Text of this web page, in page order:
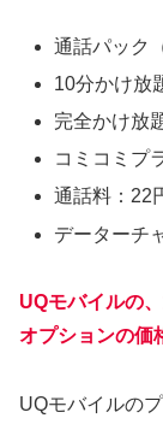
通話パック
10分かけ放
完全かけ放
コミコミプ
通話料：22
データーチ
UQモバイルの
オプションの価
UQモバイルの